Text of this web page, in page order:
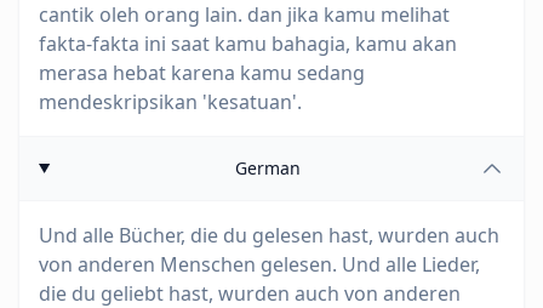
cantik oleh orang lain. dan jika kamu melihat
fakta-fakta ini saat kamu bahagia, kamu akan
merasa hebat karena kamu sedang
mendeskripsikan 'kesatuan'.
German
Und alle Bücher, die du gelesen hast, wurden auch
von anderen Menschen gelesen. Und alle Lieder,
die du geliebt hast, wurden auch von anderen